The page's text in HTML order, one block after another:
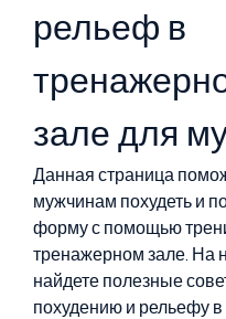
рельеф в
зале для
Данная страница
мужчинам похудеть и
форму с помощью
тренажерном зале. На
найдете полезные
похудению и рельефу в